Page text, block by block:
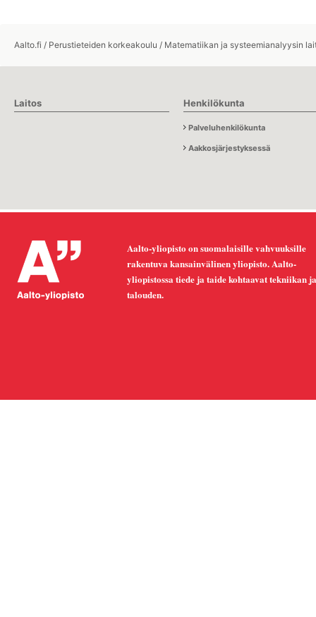
Aalto.fi / Perustieteiden korkeakoulu / Matematiikan ja systeemianalyysin
Laitos Henkilökunta
Palveluhenkilökunta
Aakkosjärjestyksessä
Aalto-yliopisto on suomalaisille vahvuuksille
rakentuva kansainvälinen yliopisto. Aalto-
yliopistossa tiede ja taide kohtaavat tekniikan ja
talouden.